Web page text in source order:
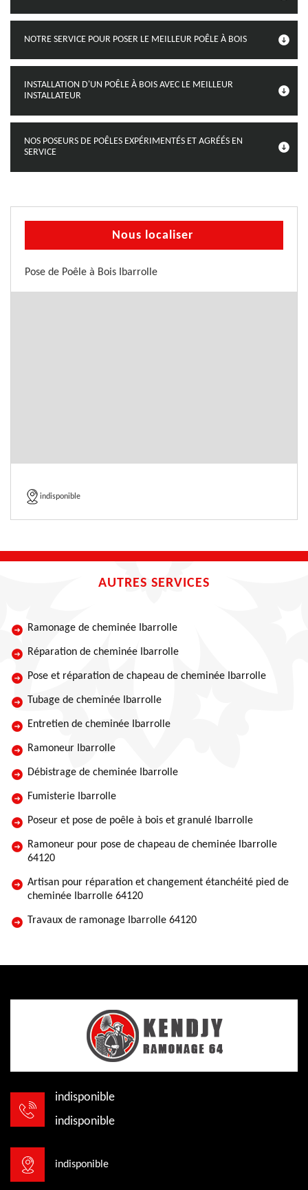
NOTRE SERVICE POUR POSER LE MEILLEUR POÊLE À BOIS
INSTALLATION D'UN POÊLE À BOIS AVEC LE MEILLEUR
INSTALLATEUR
NOS POSEURS DE POÊLES EXPÉRIMENTÉS ET AGRÉÉS EN
SERVICE
Nous localiser
Pose de Poêle à Bois Ibarrolle
indisponible
AUTRES SERVICES
Ramonage de cheminée Ibarrolle
Réparation de cheminée Ibarrolle
Pose et réparation de chapeau de cheminée Ibarrolle
Tubage de cheminée Ibarrolle
Entretien de cheminée Ibarrolle
Ramoneur Ibarrolle
Débistrage de cheminée Ibarrolle
Fumisterie Ibarrolle
Poseur et pose de poêle à bois et granulé Ibarrolle
Ramoneur pour pose de chapeau de cheminée Ibarrolle
64120
Artisan pour réparation et changement étanchéité pied de
cheminée Ibarrolle 64120
Travaux de ramonage Ibarrolle 64120
indisponible
indisponible
indisponible